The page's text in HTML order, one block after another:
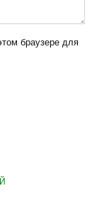
браузере для